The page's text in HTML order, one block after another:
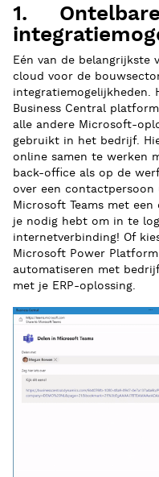
1. Ontelbare
Eén van de belangrijkste
cloud voor de
integratiemogelijkheden.
Business Central
alle andere Microsoft-
gebruikt in het bedrijf.
online samen te werken
back-office als op de
over een contactpersoon
Microsoft Teams met
je nodig hebt om in te
internetverbinding! Of
Microsoft Power
automatiseren met
met je ERP-oplossing.